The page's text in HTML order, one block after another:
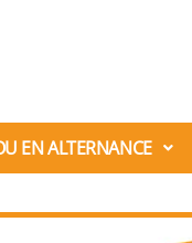
EN ALTERNANCE